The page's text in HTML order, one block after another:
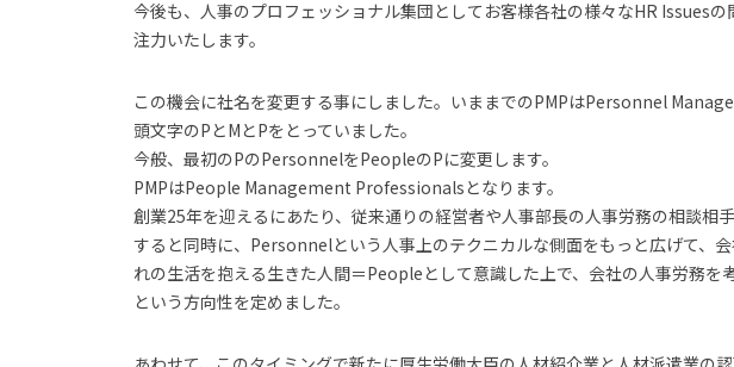
今後も、人事のプロフェッショナル集団としてお客様各社の様々なHR Issues
注力いたします。
この機会に社名を変更する事にしました。いままでのPMPはPersonnel
頭文字のPとMとPをとっていました。
今般、最初のPのPersonnelをPeopleのPに変更します。
PMPはPeople Management Professionalsとなります。
創業25年を迎えるにあたり、従来通りの経営者や人事部長の人事労務の相談相
すると同時に、Personnelという人事上のテクニカルな側面をもっと広げて、
れの生活を抱える生きた人間＝Peopleとして意識した上で、会社の人事労務を
という方向性を定めました。